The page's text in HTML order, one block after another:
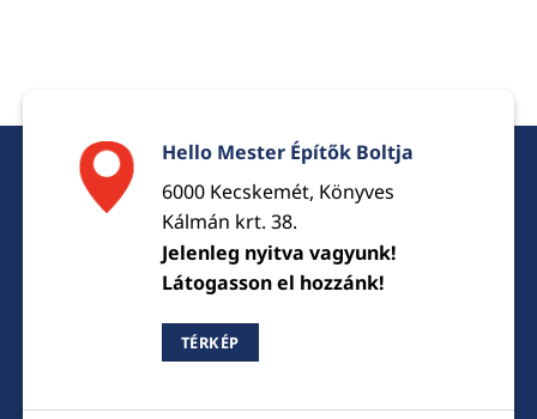
Hello Mester Építők Boltja
6000 Kecskemét, Könyves
Kálmán krt. 38.
Jelenleg nyitva vagyunk!
Látogasson el hozzánk!
TÉRKÉP